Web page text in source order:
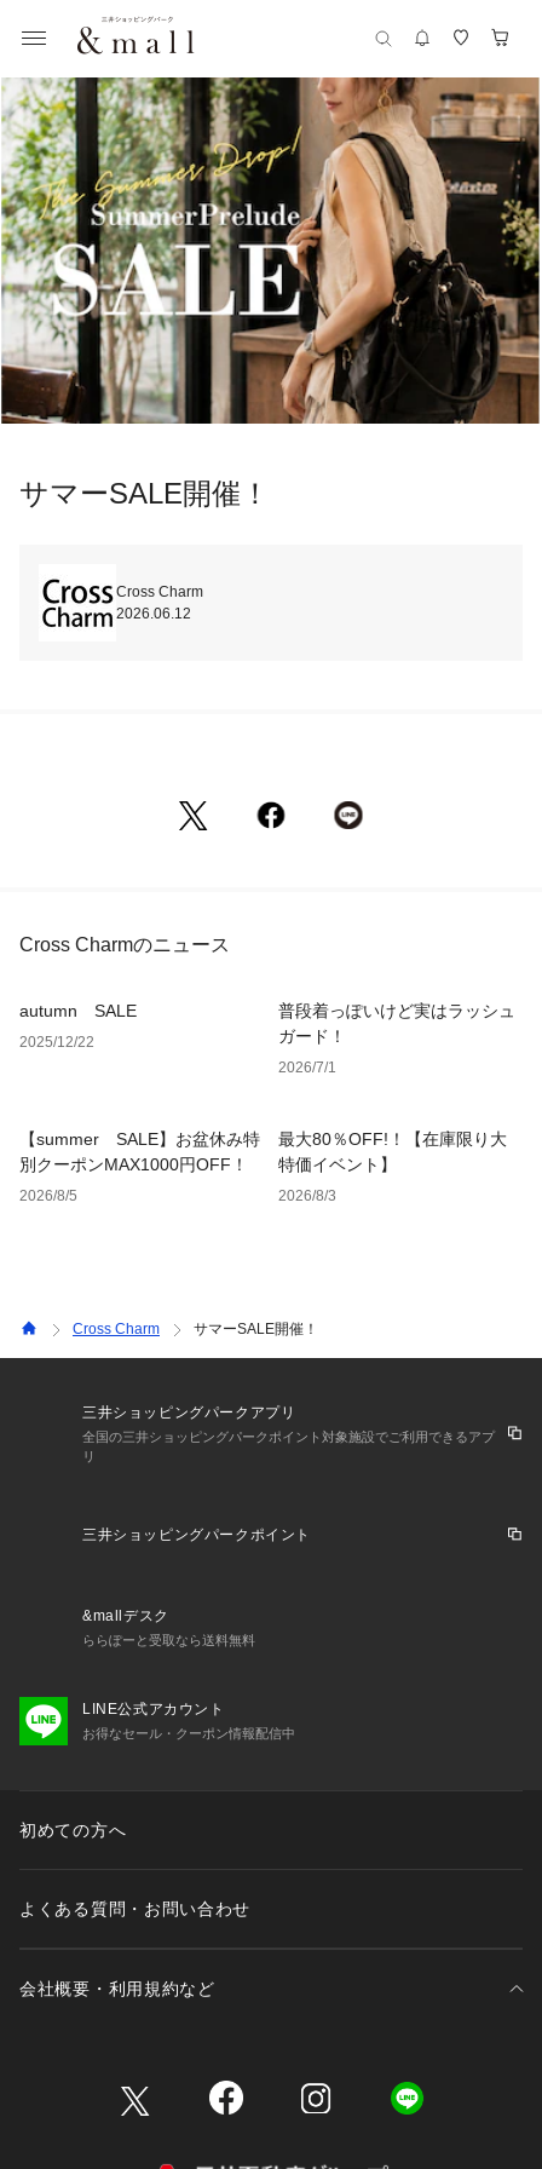
サマーSALE開催！
Cross Charm
2026.06.12
Cross Charmのニュース
autumn SALE
2025/12/22
普段着っぽいけど実はラッシュ
ガード！
2026/7/1
【summer SALE】お盆休み特
別クーポンMAX1000円OFF！
2026/8/5
最大80％OFF!！【在庫限り大
特価イベント】
2026/8/3
Cross Charm サマーSALE開催！
三井ショッピングパークアプリ
全国の三井ショッピングパークポイント対象施設でご利用できるアプ
リ
三井ショッピングパークポイント
&mallデスク
ららぽーと受取なら送料無料
LINE公式アカウント
お得なセール・クーポン情報配信中
初めての方へ
よくある質問・お問い合わせ
会社概要・利用規約など